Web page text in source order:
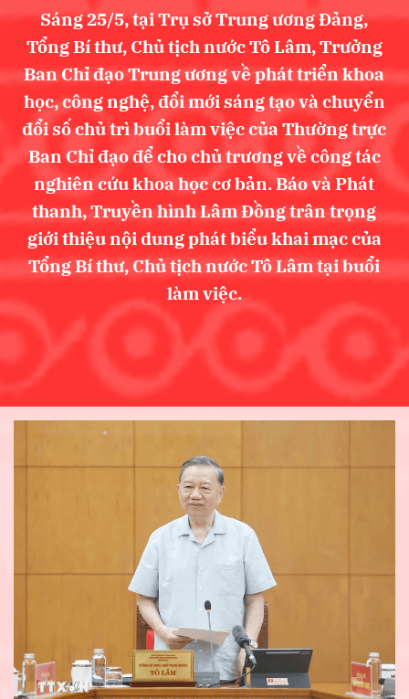
Sáng 25/5, tại Trụ sở Trung ương Đảng,
Tổng Bí thư, Chủ tịch nước Tô Lâm, Trưởng
Ban Chỉ đạo Trung ương về phát triển khoa
học, công nghệ, đổi mới sáng tạo và chuyển
đổi số chủ trì buổi làm việc của Thường trực
Ban Chỉ đạo để cho chủ trương về công tác
nghiên cứu khoa học cơ bản. Báo và Phát
thanh, Truyền hình Lâm Đồng trân trọng
giới thiệu nội dung phát biểu khai mạc của
Tổng Bí thư, Chủ tịch nước Tô Lâm tại buổi
làm việc.